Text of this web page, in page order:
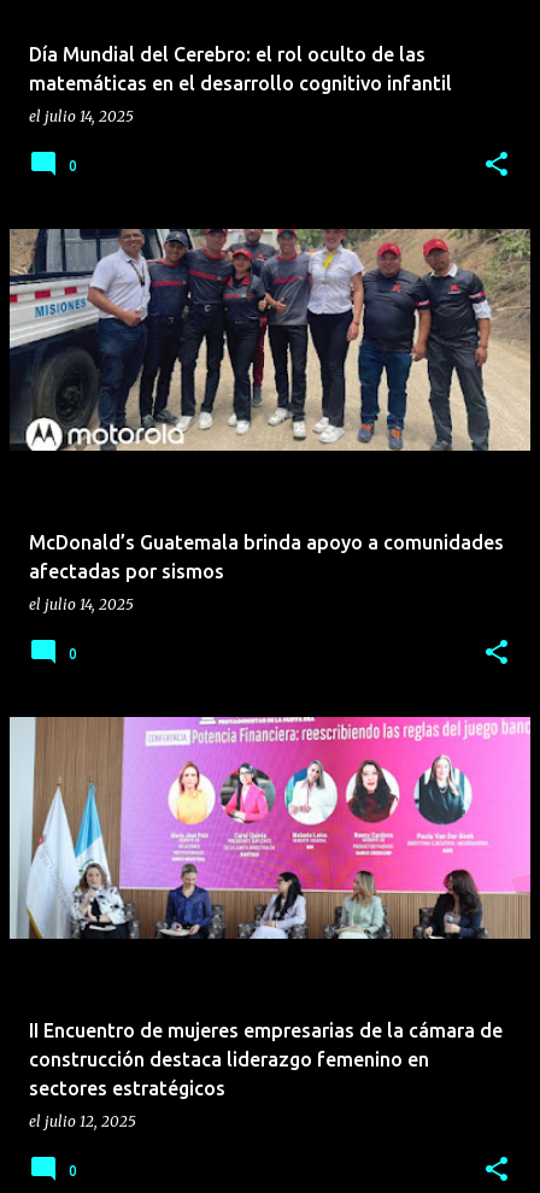
Día Mundial del Cerebro: el rol oculto de las
matemáticas en el desarrollo cognitivo infantil
el julio 14, 2025
0
McDonald’s Guatemala brinda apoyo a comunidades
afectadas por sismos
el julio 14, 2025
0
II Encuentro de mujeres empresarias de la cámara de
construcción destaca liderazgo femenino en
sectores estratégicos
el julio 12, 2025
0